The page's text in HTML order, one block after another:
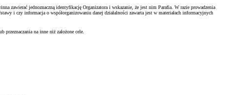
zawierać jednoznaczną identyfikację Organizatora i wskazanie, że jest nim Parafia. W razie prowadzenia
i czy informacja o współorganizowaniu danej działalności zawarta jest w materiałach informacyjnych
na inne niż założone cele.